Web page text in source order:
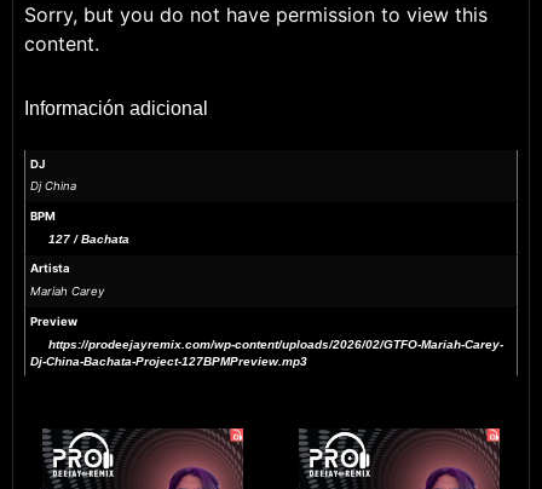
Sorry, but you do not have permission to view this
content.
Información adicional
DJ
Dj China
BPM
127 / Bachata
Artista
Mariah Carey
Preview
https://prodeejayremix.com/wp-content/uploads/2026/02/GTFO-Mariah-Carey-
Dj-China-Bachata-Project-127BPMPreview.mp3